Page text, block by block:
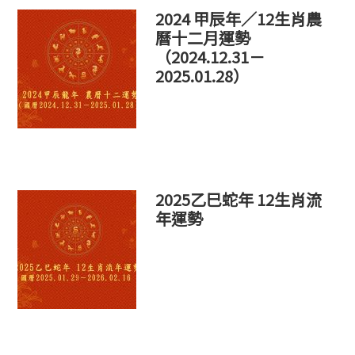
2024 甲辰年／12生肖農
曆十二月運勢
（2024.12.31－
2025.01.28）
2025乙巳蛇年 12生肖流
年運勢